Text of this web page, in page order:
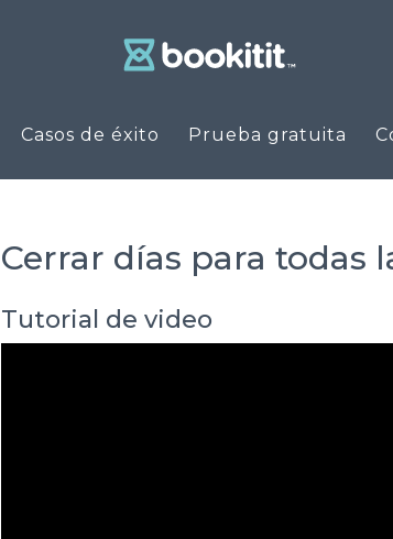
Casos de éxito Prueba gratuita
Cerrar días para todas
Tutorial de video